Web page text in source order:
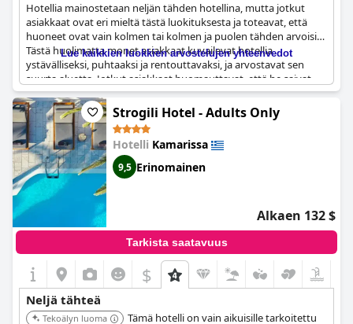
Hotellia mainostetaan neljän tähden hotellina, mutta jotkut
asiakkaat ovat eri mieltä tästä luokituksesta ja toteavat, että
huoneet ovat vain kolmen tai kolmen ja puolen tähden arvoisia.
Tästä huolimatta monet asiakkaat kuvailevat hotellia
ystävälliseksi, puhtaaksi ja rentouttavaksi, ja arvostavat sen
suurta aluetta. Jotkut asiakkaat huomauttavat, että he saivat
vain yhden vesipullon saapuessaan, mikä oli odottamatonta
neljän tähden hotellissa. Vaikka jotkut asiakkaat toteavat, että
ruoan laatua ja valikoimaa voisi parantaa, hotelli tarjoaa kaiken
kaikkiaan miellyttävän oleskelun ja on verrattavissa muihin
neljän tähden hotelleihin tässä kategoriassa.
Lue kaikkien luokkien arvostelujen yhteenvedot
Strogili Hotel - Adults Only
Hotelli Kamarissa
9,5 Erinomainen
Alkaen 132 $
Tarkista saatavuus
$
Neljä tähteä
Tekoälyn luoma
Tämä hotelli on vain aikuisille tarkoitettu